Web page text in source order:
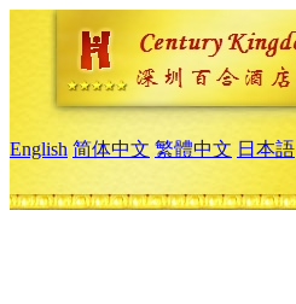
English 简体中文 繁體中文 日本語